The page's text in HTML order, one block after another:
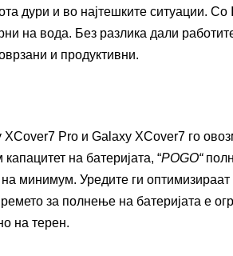
дури и во најтешките ситуации. Со
на вода. Без разлика дали
и продуктивни.
Pro и Galaxy XCover7 го
на батеријата, “POGO“
минимум. Уредите ги оптимизираат
за полнење на батеријата е
на терен.